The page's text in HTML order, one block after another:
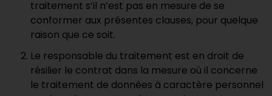
traitement s’il n’est pas en mesure de se
conformer aux présentes clauses, pour quelque
raison que ce soit.
Le responsable du traitement est en droit de
résilier le contrat dans la mesure où il concerne
le traitement de données à caractère personnel